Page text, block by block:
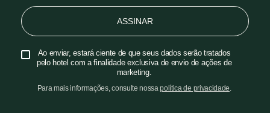
ASSINAR
Ao enviar, estará ciente de que seus dados serão tratados
pelo hotel com a finalidade exclusiva de envio de ações de
marketing.
Para mais informações, consulte nossapolítica de privacidade.